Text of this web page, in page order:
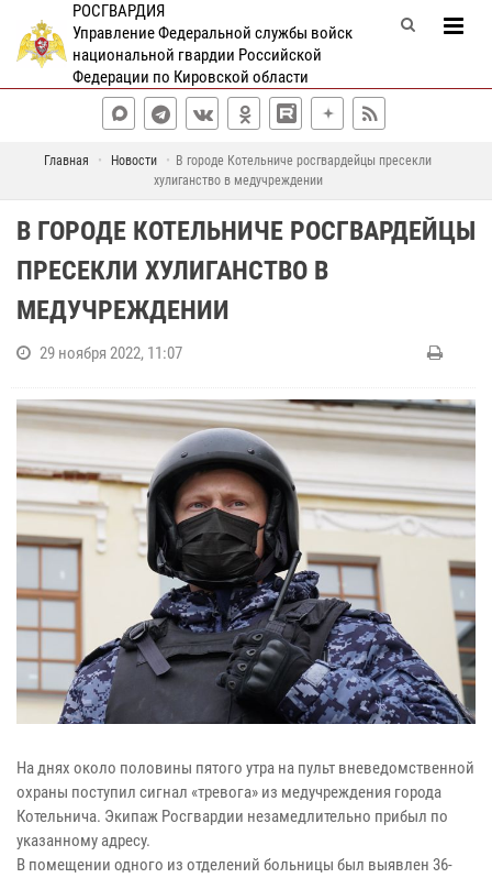
РОСГВАРДИЯ
Управление Федеральной службы войск
национальной гвардии Российской
Федерации по Кировской области
Главная Новости
В городе Котельниче росгвардейцы пресекли
хулиганство в медучреждении
В ГОРОДЕ КОТЕЛЬНИЧЕ РОСГВАРДЕЙЦЫ
ПРЕСЕКЛИ ХУЛИГАНСТВО В
МЕДУЧРЕЖДЕНИИ
29 ноября 2022, 11:07
На днях около половины пятого утра на пульт вневедомственной
охраны поступил сигнал «тревога» из медучреждения города
Котельнича. Экипаж Росгвардии незамедлительно прибыл по
указанному адресу.
В помещении одного из отделений больницы был выявлен 36-